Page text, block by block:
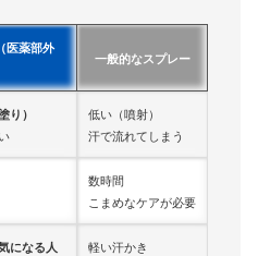
医薬部外
一般的なスプレー
り）
低い（噴射）
汗で流れてしまう
数時間
こまめなケアが必要
になる人
軽い汗かき